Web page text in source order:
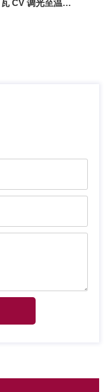
200 瓦 CV 调光至温暖双向可控硅 0-10V 可调光驱动器 LED 灯 10V PWM